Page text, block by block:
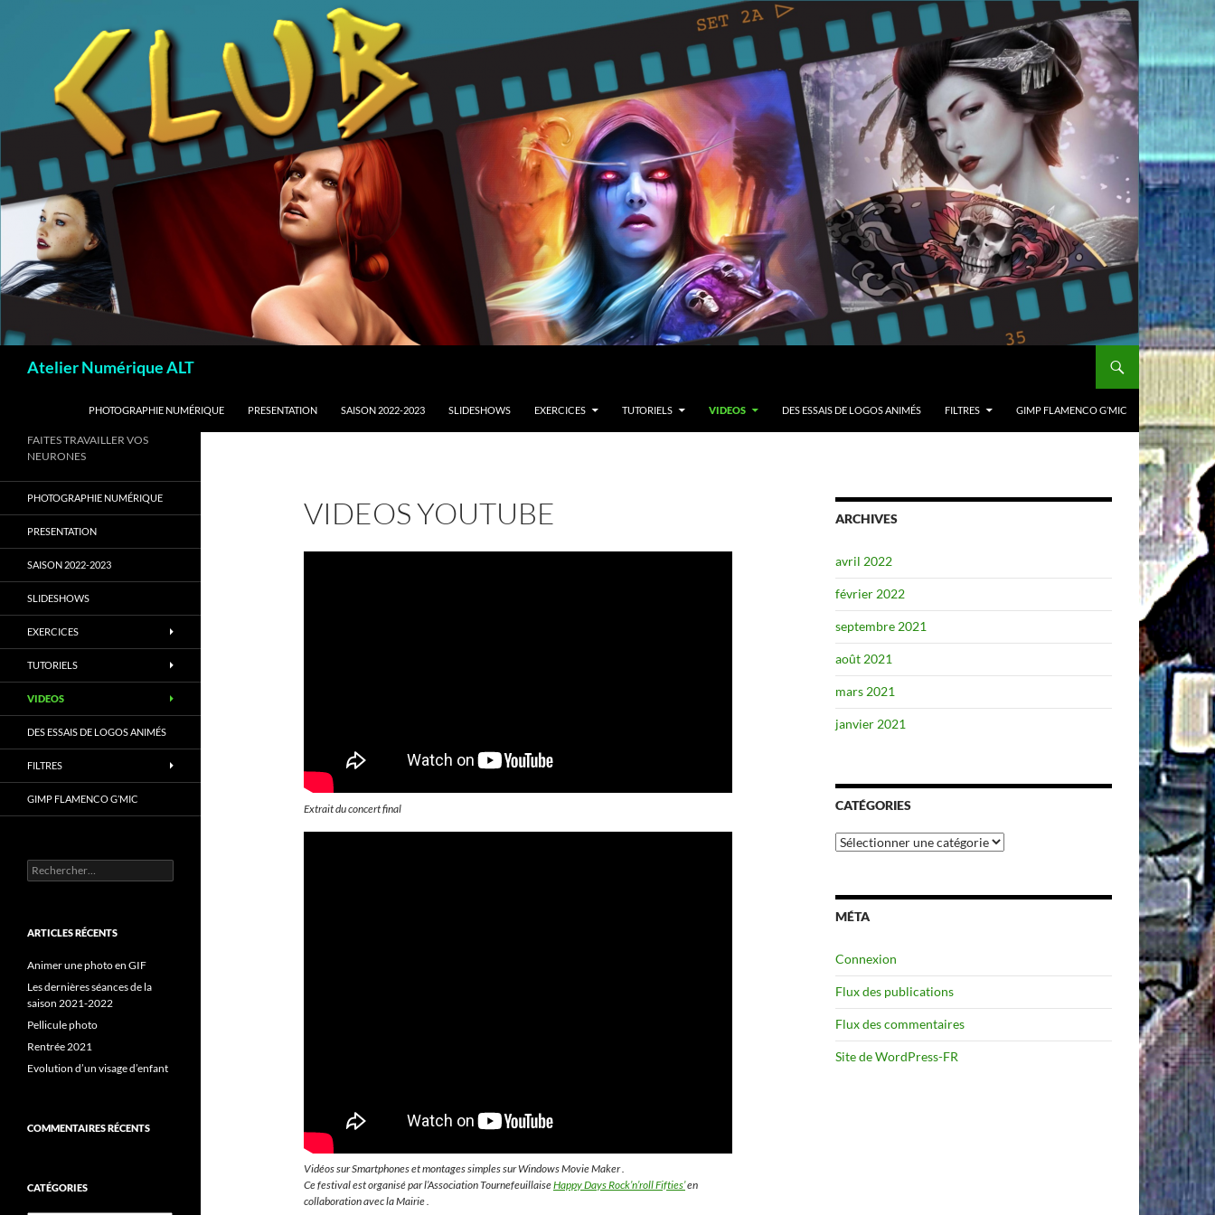
Atelier Numérique ALT
PHOTOGRAPHIE NUMÉRIQUE
PRESENTATION SAISON 2022-2023 SLIDESHOWS EXERCICES TUTORIELS VIDEOS DES ESSAIS DE LOGOS ANIMÉS FILTRES GIMP FLAMENCO G’MIC
VIDEOS YOUTUBE
Extrait du concert final
Vidéos sur Smartphones et montages simples sur Windows Movie Maker .
Ce festival est organisé par l’Association TournefeuillaiseHappy Days Rock’n’roll Fifties’en
collaboration avec la Mairie .
ARCHIVES
avril 2022
février 2022
septembre 2021
août 2021
mars 2021
janvier 2021
CATÉGORIES
Catégories
MÉTA
Connexion
Flux des publications
Flux des commentaires
Site de WordPress-FR
FAITES TRAVAILLER VOS
NEURONES
PHOTOGRAPHIE NUMÉRIQUE
PRESENTATION
SAISON 2022-2023
SLIDESHOWS
EXERCICES
TUTORIELS
VIDEOS
DES ESSAIS DE LOGOS ANIMÉS
FILTRES
GIMP FLAMENCO G’MIC
Rechercher :
ARTICLES RÉCENTS
Animer une photo en GIF
Les dernières séances de la
saison 2021-2022
Pellicule photo
Rentrée 2021
Evolution d’un visage d’enfant
COMMENTAIRES RÉCENTS
CATÉGORIES